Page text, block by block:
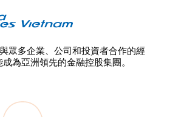
眾多企業、公司和投資者合作的經
為亞洲領先的金融控股集團。